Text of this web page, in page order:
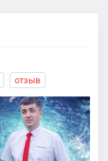
отзыв